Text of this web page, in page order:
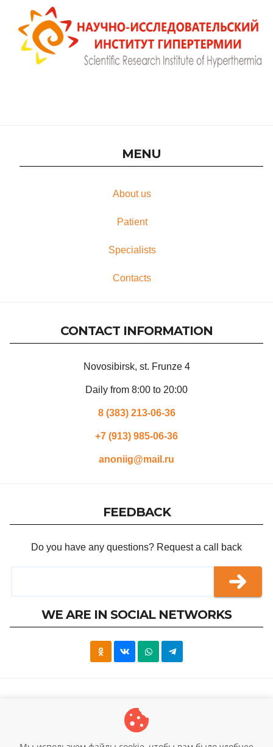
MENU
About us
Patient
Specialists
Contacts
CONTACT INFORMATION
Novosibirsk, st. Frunze 4
Daily from 8:00 to 20:00
8 (383) 213-06-36
+7 (913) 985-06-36
anoniig@mail.ru
FEEDBACK
Do you have any questions? Request a call back
WE ARE IN SOCIAL NETWORKS
© 2026 Research Institute of Hyperthermia